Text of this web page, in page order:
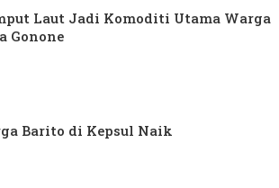
Laut Jadi Komoditi Utama Warga
Gonone
Barito di Kepsul Naik